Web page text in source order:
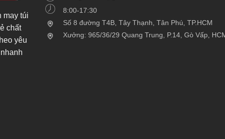
may túi
chất
yêu
8:00-17:30
Số 8 đường T4B, Tây Thạnh, Tân Phú, TP.HCM
Xưởng: 965/36/29 Quang Trung, P.14, Gò Vấp,